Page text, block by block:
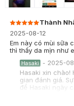
Thành
2025-08-12
Em này có mùi sữa
thì thấy da mịn như
Hasaki - 2025-
Hasaki xin chào!
gian đánh giá.
để Hasaki ngày
vụ. Cảm ơn bạn